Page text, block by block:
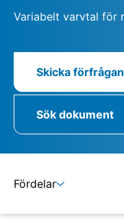
Variabelt varvtal för
Skicka förfrågan
Sök dokument
Fördelar